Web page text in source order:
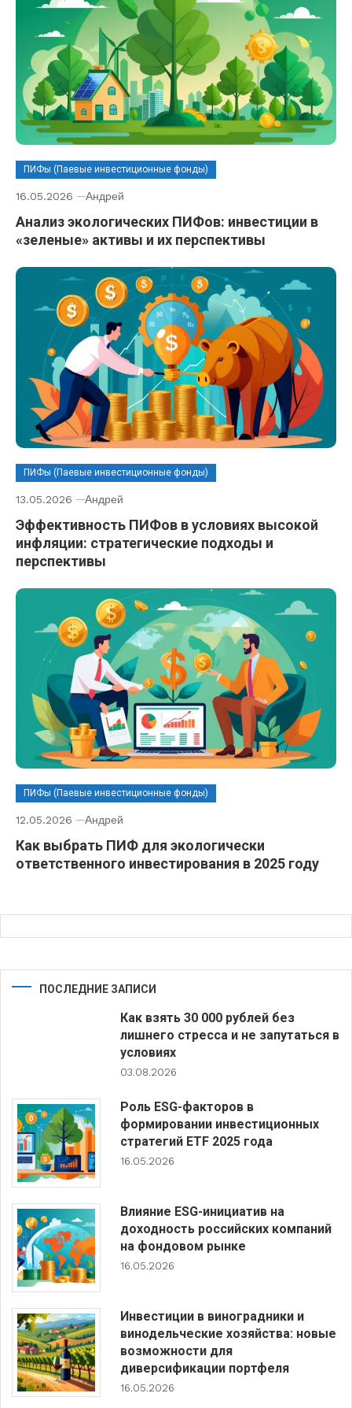
ПИФы (Паевые инвестиционные фонды)
16.05.2026 Андрей
Анализ экологических ПИФов: инвестиции в
«зеленые» активы и их перспективы
ПИФы (Паевые инвестиционные фонды)
13.05.2026 Андрей
Эффективность ПИФов в условиях высокой
инфляции: стратегические подходы и
перспективы
ПИФы (Паевые инвестиционные фонды)
12.05.2026 Андрей
Как выбрать ПИФ для экологически
ответственного инвестирования в 2025 году
ПОСЛЕДНИЕ ЗАПИСИ
Как взять 30 000 рублей без
лишнего стресса и не запутаться в
условиях
03.08.2026
Роль ESG-факторов в
формировании инвестиционных
стратегий ETF 2025 года
16.05.2026
Влияние ESG-инициатив на
доходность российских компаний
на фондовом рынке
16.05.2026
Инвестиции в виноградники и
винодельческие хозяйства: новые
возможности для
диверсификации портфеля
16.05.2026